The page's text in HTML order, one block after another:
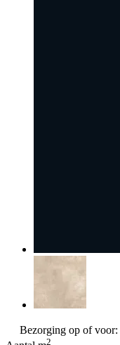
Bezorging op of voor:
2